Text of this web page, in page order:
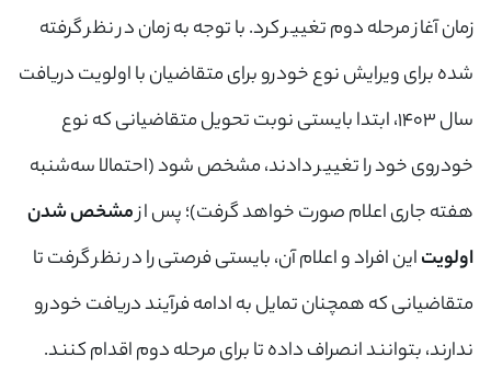
زمان آغاز مرحله دوم تغییر کرد. با توجه به زمان در نظر گرفته
شده برای ویرایش نوع خودرو برای متقاضیان با اولویت دریافت
سال ۱۴۰۳، ابتدا بایستی نوبت تحویل متقاضیانی که نوع
خودروی خود را تغییر دادند، مشخص شود (احتمالا سه‌شنبه
هفته جاری اعلام صورت خواهد گرفت)؛ پس ازمشخص شدن
اولویتاین افراد و اعلام آن، بایستی فرصتی را در نظر گرفت تا
متقاضیانی که همچنان تمایل به ادامه فرآیند دریافت خودرو
ندارند، بتوانند انصراف داده تا برای مرحله دوم اقدام کنند.